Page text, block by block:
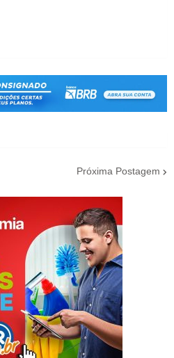
Próxima Postagem